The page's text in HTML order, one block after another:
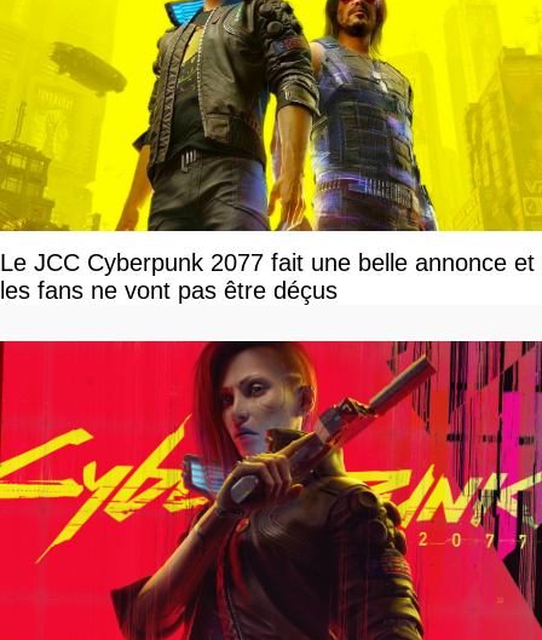
Le JCC Cyberpunk 2077 fait une belle annonce et
les fans ne vont pas être déçus